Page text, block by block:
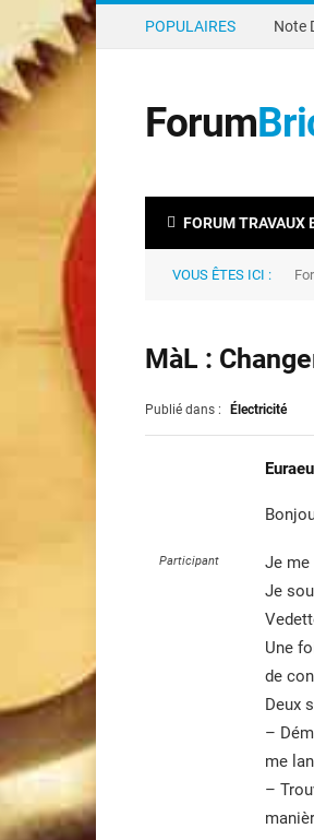
POPULAIRES
Forum
FORUM TRAVAUX
VOUS ÊTES ICI :
MàL :
Publié dans : Électricité
Participant
Je me
Je
Une
de
Deux
–
me
–